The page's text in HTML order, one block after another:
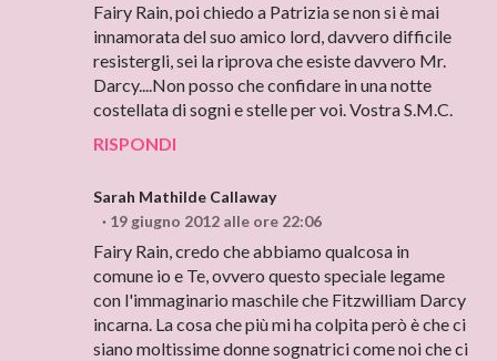
Fairy Rain, poi chiedo a Patrizia se non si è mai
innamorata del suo amico lord, davvero difficile
resistergli, sei la riprova che esiste davvero Mr.
Darcy....Non posso che confidare in una notte
costellata di sogni e stelle per voi. Vostra S.M.C.
RISPONDI
Sarah Mathilde Callaway
19 giugno 2012 alle ore 22:06
Fairy Rain, credo che abbiamo qualcosa in
comune io e Te, ovvero questo speciale legame
con l'immaginario maschile che Fitzwilliam Darcy
incarna. La cosa che più mi ha colpita però è che ci
siano moltissime donne sognatrici come noi che ci